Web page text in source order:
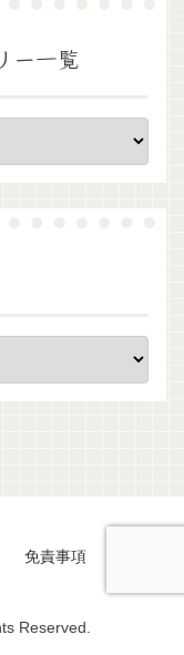
ー一覧
免責事項
Reserved.